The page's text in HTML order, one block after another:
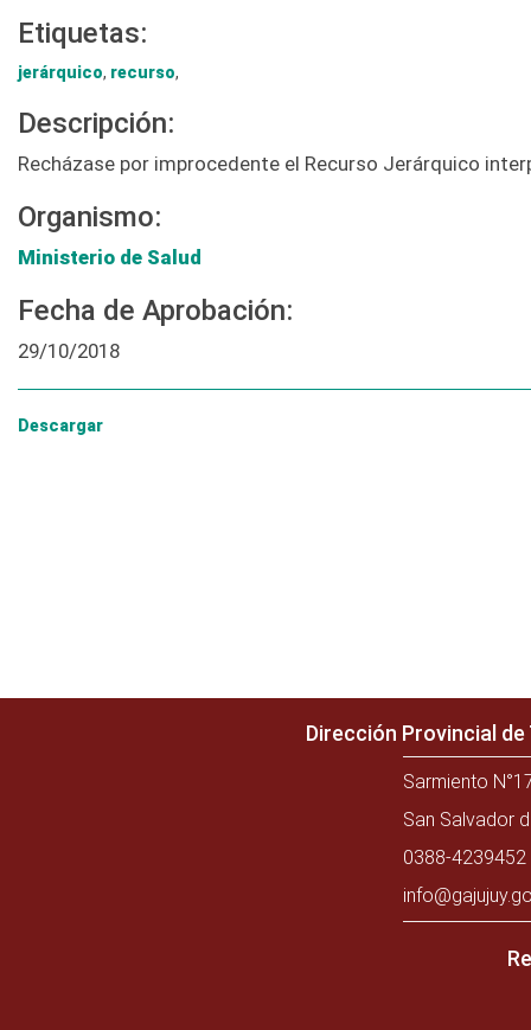
Etiquetas:
jerárquico, recurso,
Descripción:
Recházase por improcedente el Recurso Jerárquico
Organismo:
Ministerio de Salud
Fecha de Aprobación:
29/10/2018
Descargar
Dirección Provincial
Sarmiento
San Salvador
0388-